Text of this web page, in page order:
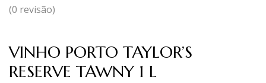
(0 revisão)
VINHO PORTO TAYLOR’S
RESERVE TAWNY 1 L